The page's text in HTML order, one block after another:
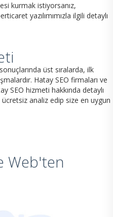
kurmak istiyorsanız,
yazılımımızla ilgili detaylı
üst sıralarda, ilk
Hatay SEO firmaları ve
SEO hizmeti hakkında detaylı
analiz edip size en uygun
Web'ten